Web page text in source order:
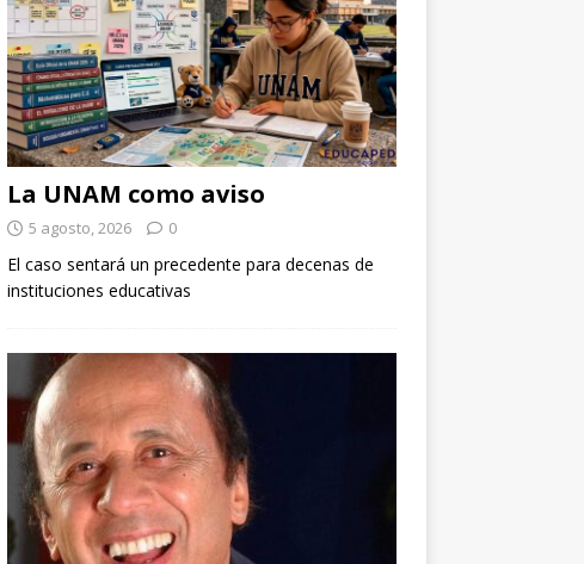
La UNAM como aviso
5 agosto, 2026 0
El caso sentará un precedente para decenas de
instituciones educativas